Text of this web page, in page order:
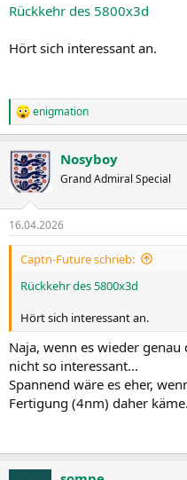
Rückkehr des 5800x3d
Hört sich interessant an.
R
e
k
t
i
e
n
enigmation
Nosyboy
Grand Admiral Special
16.04.2026
Captn-Future schrieb:
Rückkehr des 5800x3d
Hört sich interessant an.
Naja, wenn es wieder
nicht so interessant...
Spannend wäre es eher,
Fertigung (4nm) daher käme.